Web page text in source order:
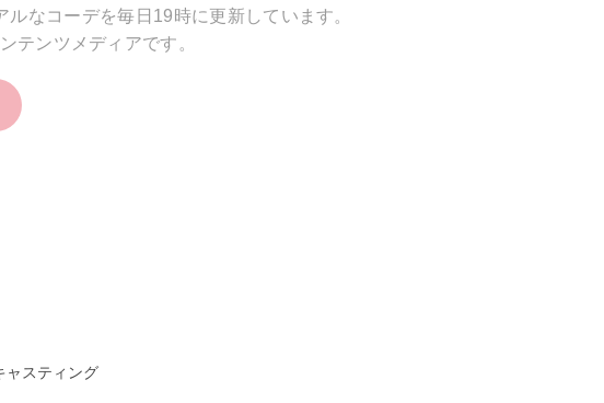
なコーデを毎日19時に更新しています。
テンツメディアです。
ャスティング